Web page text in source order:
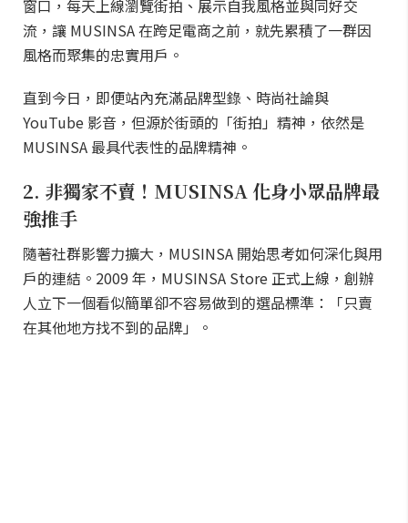
窗口，每天上線瀏覽街拍、展示自我風格並與同好交
流，讓 MUSINSA 在跨足電商之前，就先累積了一群因
風格而聚集的忠實用戶。
直到今日，即便站內充滿品牌型錄、時尚社論與
YouTube 影音，但源於街頭的「街拍」精神，依然是
MUSINSA 最具代表性的品牌精神。
2. 非獨家不賣！MUSINSA 化身小眾品牌最
強推手
隨著社群影響力擴大，MUSINSA 開始思考如何深化與用
戶的連結。2009 年，MUSINSA Store 正式上線，創辦
人立下一個看似簡單卻不容易做到的選品標準：「只賣
在其他地方找不到的品牌」。